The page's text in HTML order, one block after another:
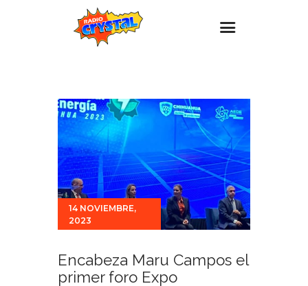
Estaciones
Eventos
Promociones
Noticias
Para ti
Contacto
14 NOVIEMBRE,
2023
Encabeza Maru Campos el
primer foro Expo